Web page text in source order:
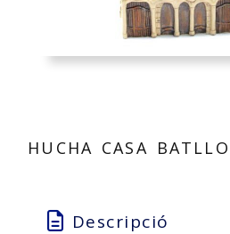
HUCHA CASA
Descripció